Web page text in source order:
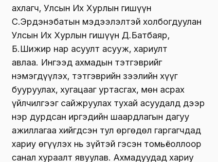
ахлагч, Улсын Их Хурлын гишүүн
С.Эрдэнэбатын мэдээлэлтэй холбогдуулан
Улсын Их Хурлын гишүүн Д.Батбаяр,
Б.Шижир нар асуулт асууж, хариулт
авлаа. Ингээд ахмадын тэтгэврийг
нэмэгдүүлэх, тэтгэврийн зээлийн хүүг
бууруулах, хугацааг уртасгах, мөн асрах
үйлчилгээг сайжруулах тухай асуудалд дээр
нэр дурдсан иргэдийн шаардлагын дагуу
ажиллагаа хийгдсэн тул өргөдөл гаргагчдад
хариу өгүүлэх нь зүйтэй гэсэн томьёоллоор
санал хураалт явуулав. Ахмадуудад хариу